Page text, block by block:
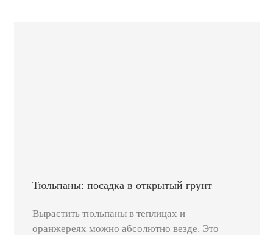
Тюльпаны: посадка в открытый грунт
Вырастить тюльпаны в теплицах и
оранжереях можно абсолютно везде. Это